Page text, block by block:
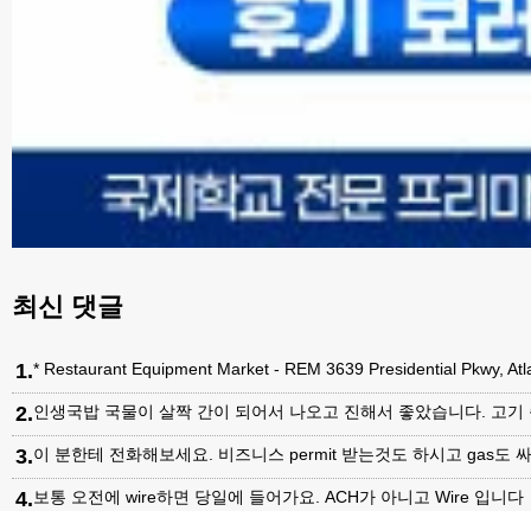
최신 댓글
1.* Restaurant Equipment Market - REM 3639 Presidential Pkwy,
2.인생국밥 국물이 살짝 간이 되어서 나오고 진해서 좋았습니다. 고
3.이 분한테 전화해보세요. 비즈니스 permit 받는것도 하시고 gas도
4.보통 오전에 wire하면 당일에 들어가요. ACH가 아니고 Wire 입니다